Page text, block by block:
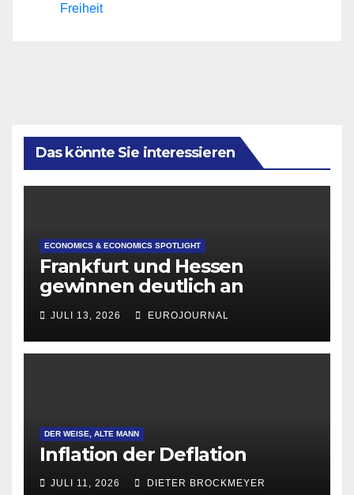
Freiheit
Das könnte Sie interessieren
ECONOMICS & ECONOMICS SPOTLIGHT
Frankfurt und Hessen
gewinnen deutlich an
Attraktivität für Startup-
Gründungen
JULI 13, 2026 EUROJOURNAL
DER WEISE, ALTE MANN
Inflation der Deflation
JULI 11, 2026 DIETER BROCKMEYER